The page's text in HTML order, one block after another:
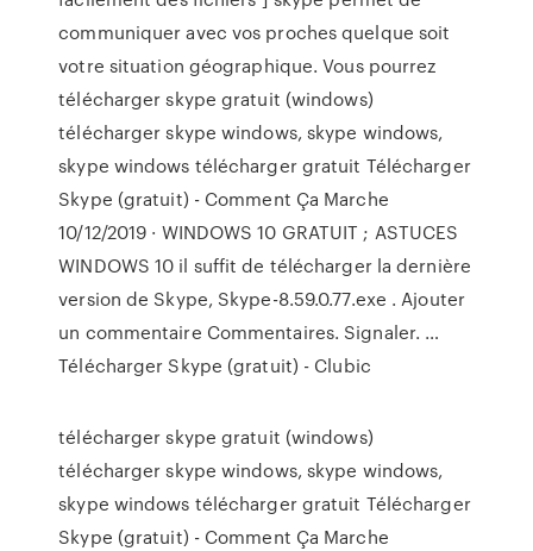
communiquer avec vos proches quelque soit
votre situation géographique. Vous pourrez
télécharger skype gratuit (windows)
télécharger skype windows, skype windows,
skype windows télécharger gratuit Télécharger
Skype (gratuit) - Comment Ça Marche
10/12/2019 · WINDOWS 10 GRATUIT ; ASTUCES
WINDOWS 10 il suffit de télécharger la dernière
version de Skype, Skype-8.59.0.77.exe . Ajouter
un commentaire Commentaires. Signaler. …
Télécharger Skype (gratuit) - Clubic
télécharger skype gratuit (windows)
télécharger skype windows, skype windows,
skype windows télécharger gratuit Télécharger
Skype (gratuit) - Comment Ça Marche